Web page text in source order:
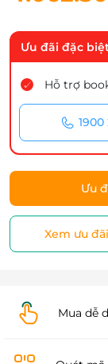
Ưu đãi đặc
Hỗ trợ
1900
Ưu
Xem ưu
Mua dễ